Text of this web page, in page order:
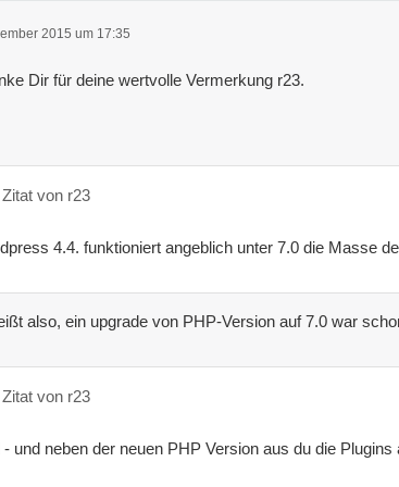
2015 um 17:35
Dir für deine wertvolle Vermerkung r23.
Zitat von r23
4.4. funktioniert angeblich unter 7.0 die Masse
also, ein upgrade von PHP-Version auf 7.0 war
Zitat von r23
- und neben der neuen PHP Version aus du die